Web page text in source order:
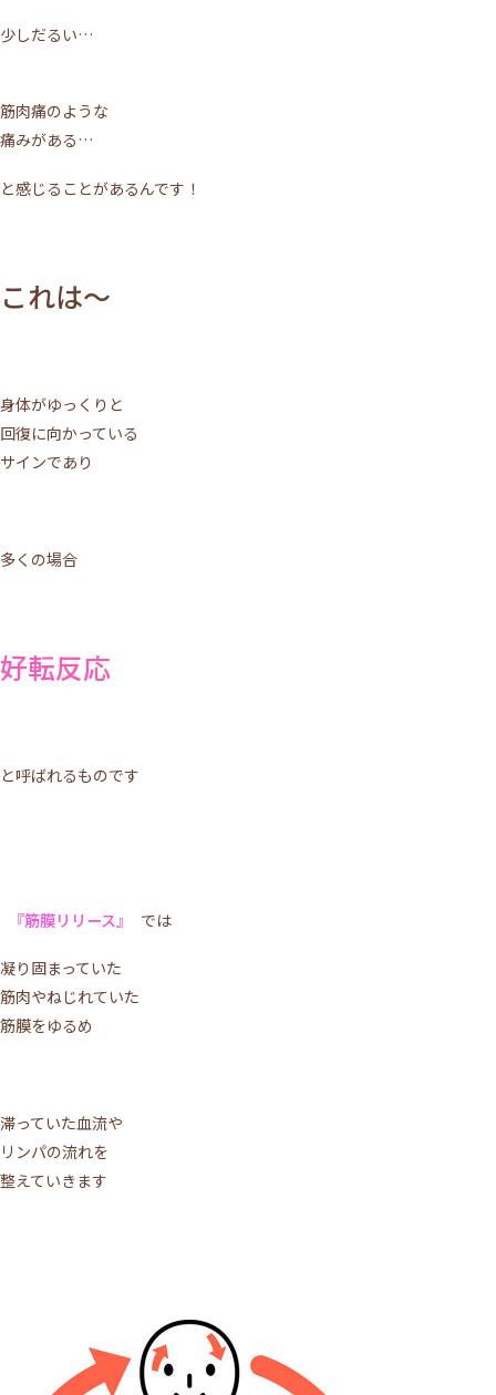
少しだるい…
筋肉痛のような
痛みがある…
と感じることがあるんです！
これは～
身体がゆっくりと
回復に向かっている
サインであり
多くの場合
好転反応
と呼ばれるものです
『筋膜リリース』 では
凝り固まっていた
筋肉やねじれていた
筋膜をゆるめ
滞っていた血流や
リンパの流れを
整えていきます